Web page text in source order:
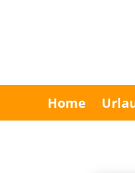
Home